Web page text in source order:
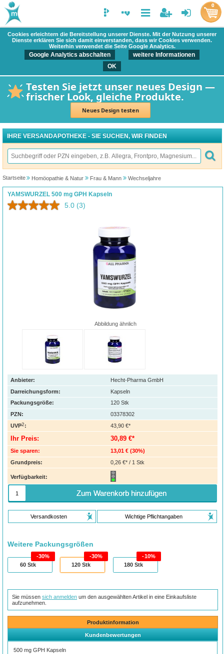
Cookies erleichtern die Bereitstellung unserer Dienste. Mit der Nutzung unserer
Dienste erklären Sie sich damit einverstanden, dass wir Cookies verwenden.
Weiterhin verwendet die Seite Google Analytics.
Google Analytics abschalten
weitere Informationen
OK
Testen Sie jetzt unser neues Design —
frischer Look, gleiche Produkte.
Neues Design testen
0
IHRE VERSANDAPOTHEKE - SIE SUCHEN, WIR FINDEN
Startseite Homöopathie & Natur Frau & Mann Wechseljahre
YAMSWURZEL 500 mg GPH Kapseln
5.0 (3)
Abbildung ähnlich
Anbieter:
Hecht-Pharma GmbH
Darreichungsform:
Kapseln
Packungsgröße:
120 Stk
PZN:
03378302
UVP2: 43,90 €*
Ihr Preis: 30,89 €*
Sie sparen: 13,01 € (30%)
Grundpreis:
0,26 €* / 1 Stk
Verfügbarkeit:
Zum Warenkorb hinzufügen
Versandkosten Wichtige Pflichtangaben
Weitere Packungsgrößen
60 Stk
30%
120Stk
30%
180 Stk
10%
Sie müssensich anmelden um den ausgewählten Artikel in eine Einkaufsliste
aufzunehmen.
Produktinformation
Kundenbewertungen
500 mg GPH Kapseln